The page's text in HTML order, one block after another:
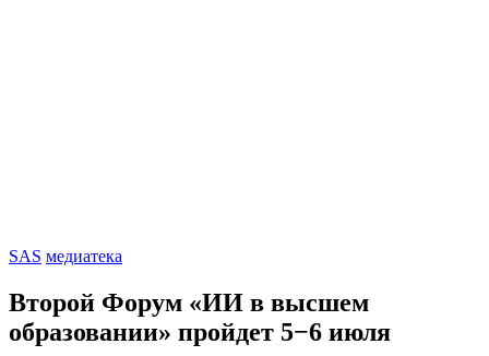
SAS медиатека
Второй Форум «ИИ в высшем
образовании» пройдет 5−6 июля